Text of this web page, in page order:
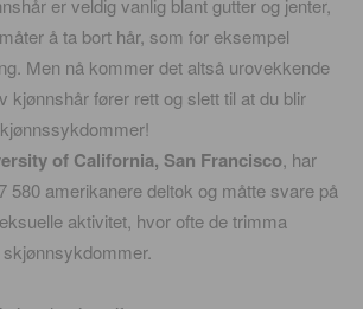
å ta bort hår, som for eksempel
Men nå kommer det altså urovekkende
kjønnshår fører rett og slett til at du blir
of California, San Francisco, har
580 amerikanere deltok og måtte svare på
aktivitet, hvor ofte de trimma